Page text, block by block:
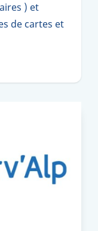
) et
de cartes et